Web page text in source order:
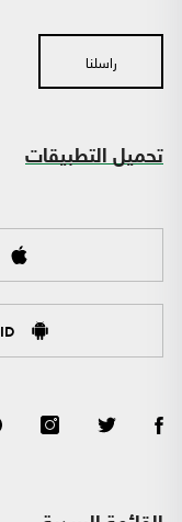
راسلنا
تحميل التطبيقات